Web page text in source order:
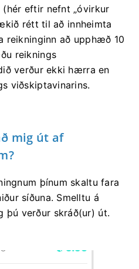
eftir nefnt „óvirkur
rétt til að innheimta
reikninginn að upphæð 10
reiknings
verður ekki hærra en
viðskiptavinarins.
mig út af
þínum skaltu fara
síðuna. Smelltu á
þú verður skráð(ur) út.